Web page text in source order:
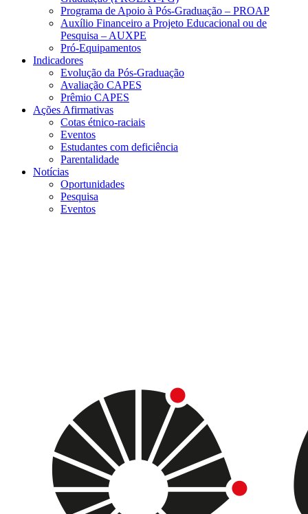
Programa de Apoio à Pós-Graduação – PROAP
Auxílio Financeiro a Projeto Educacional ou de
Pesquisa – AUXPE
Pró-Equipamentos
Indicadores
Evolução da Pós-Graduação
Avaliação CAPES
Prêmio CAPES
Ações Afirmativas
Cotas étnico-raciais
Eventos
Estudantes com deficiência
Parentalidade
Notícias
Oportunidades
Pesquisa
Eventos